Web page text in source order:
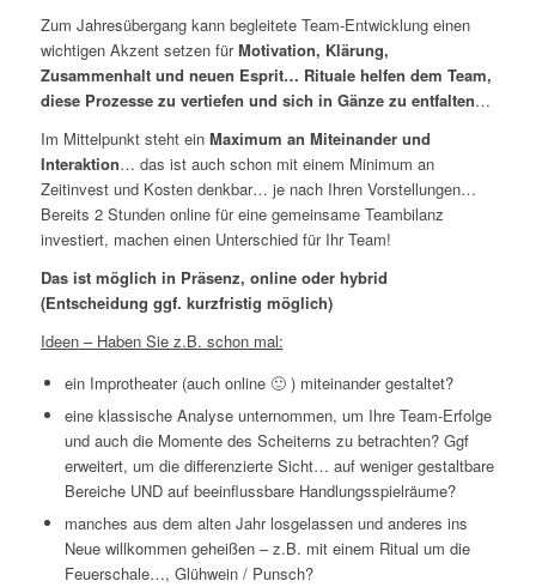
Zum Jahresübergang kann begleitete Team-Entwicklung einen
wichtigen Akzent setzen fürMotivation, Klärung,
Zusammenhalt und neuen Esprit… Rituale helfen dem Team,
diese Prozesse zu vertiefen und sich in Gänze zu entfalten…
Im Mittelpunkt steht ein Maximum an Miteinander und
Interaktion… das ist auch schon mit einem Minimum an
Zeitinvest und Kosten denkbar… je nach Ihren Vorstellungen…
Bereits 2 Stunden online für eine gemeinsame Teambilanz
investiert, machen einen Unterschied für Ihr Team!
Das ist möglich in Präsenz, online oder hybrid
(Entscheidung ggf. kurzfristig möglich)
Ideen – Haben Sie z.B. schon mal:
ein Improtheater (auch online 🙂 ) miteinander gestaltet?
eine klassische Analyse unternommen, um Ihre Team-Erfolge
und auch die Momente des Scheiterns zu betrachten? Ggf
erweitert, um die differenzierte Sicht… auf weniger gestaltbare
Bereiche UND auf beeinflussbare Handlungsspielräume?
manches aus dem alten Jahr losgelassen und anderes ins
Neue willkommen geheißen – z.B. mit einem Ritual um die
Feuerschale…, Glühwein / Punsch?